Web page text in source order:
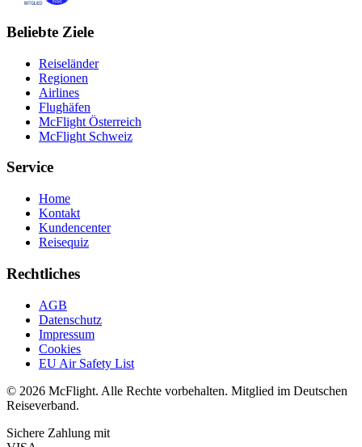
Beliebte Ziele
Reiseländer
Regionen
Airlines
Flughäfen
McFlight Österreich
McFlight Schweiz
Service
Home
Kontakt
Kundencenter
Reisequiz
Rechtliches
AGB
Datenschutz
Impressum
Cookies
EU Air Safety List
© 2026 McFlight. Alle Rechte vorbehalten. Mitglied im Deutschen
Reiseverband.
Sichere Zahlung mit